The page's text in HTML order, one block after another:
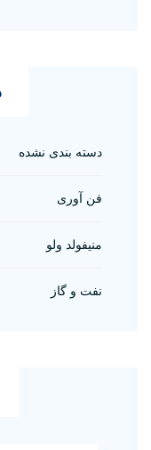
دسته بندی نشده
فن آوری
منیفولد ولو
نفت و گاز